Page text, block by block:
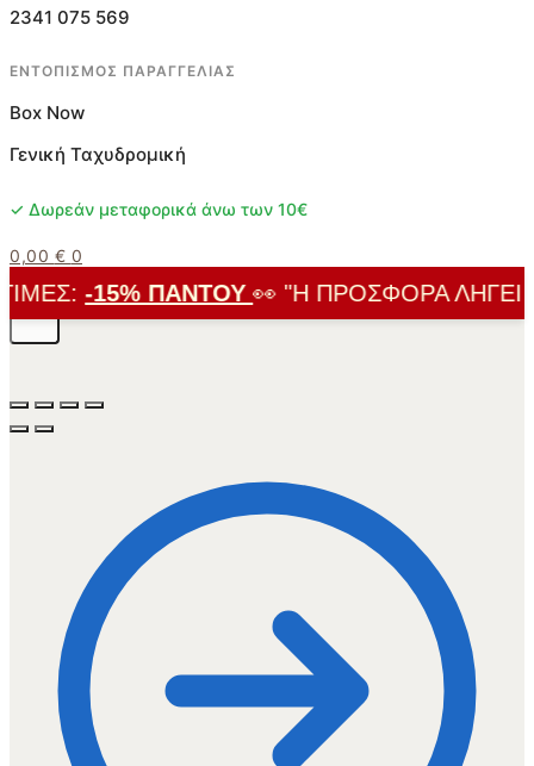
2341 075 569
ΕΝΤΟΠΙΣΜΟΣ ΠΑΡΑΓΓΕΛΙΑΣ
Box Now
Γενική Ταχυδρομική
✓ Δωρεάν μεταφορικά άνω των 10€
0,00 € 0
-15% ΠΑΝΤΟΎ👀 "Η ΠΡΟΣΦΟΡΆ ΛΉΓΕΙ